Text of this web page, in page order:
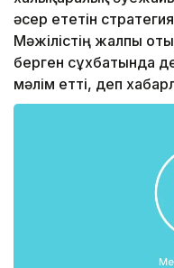
әсер ететін
Мәжілістің жалпы
берген сұхбатында
мәлім етті, деп